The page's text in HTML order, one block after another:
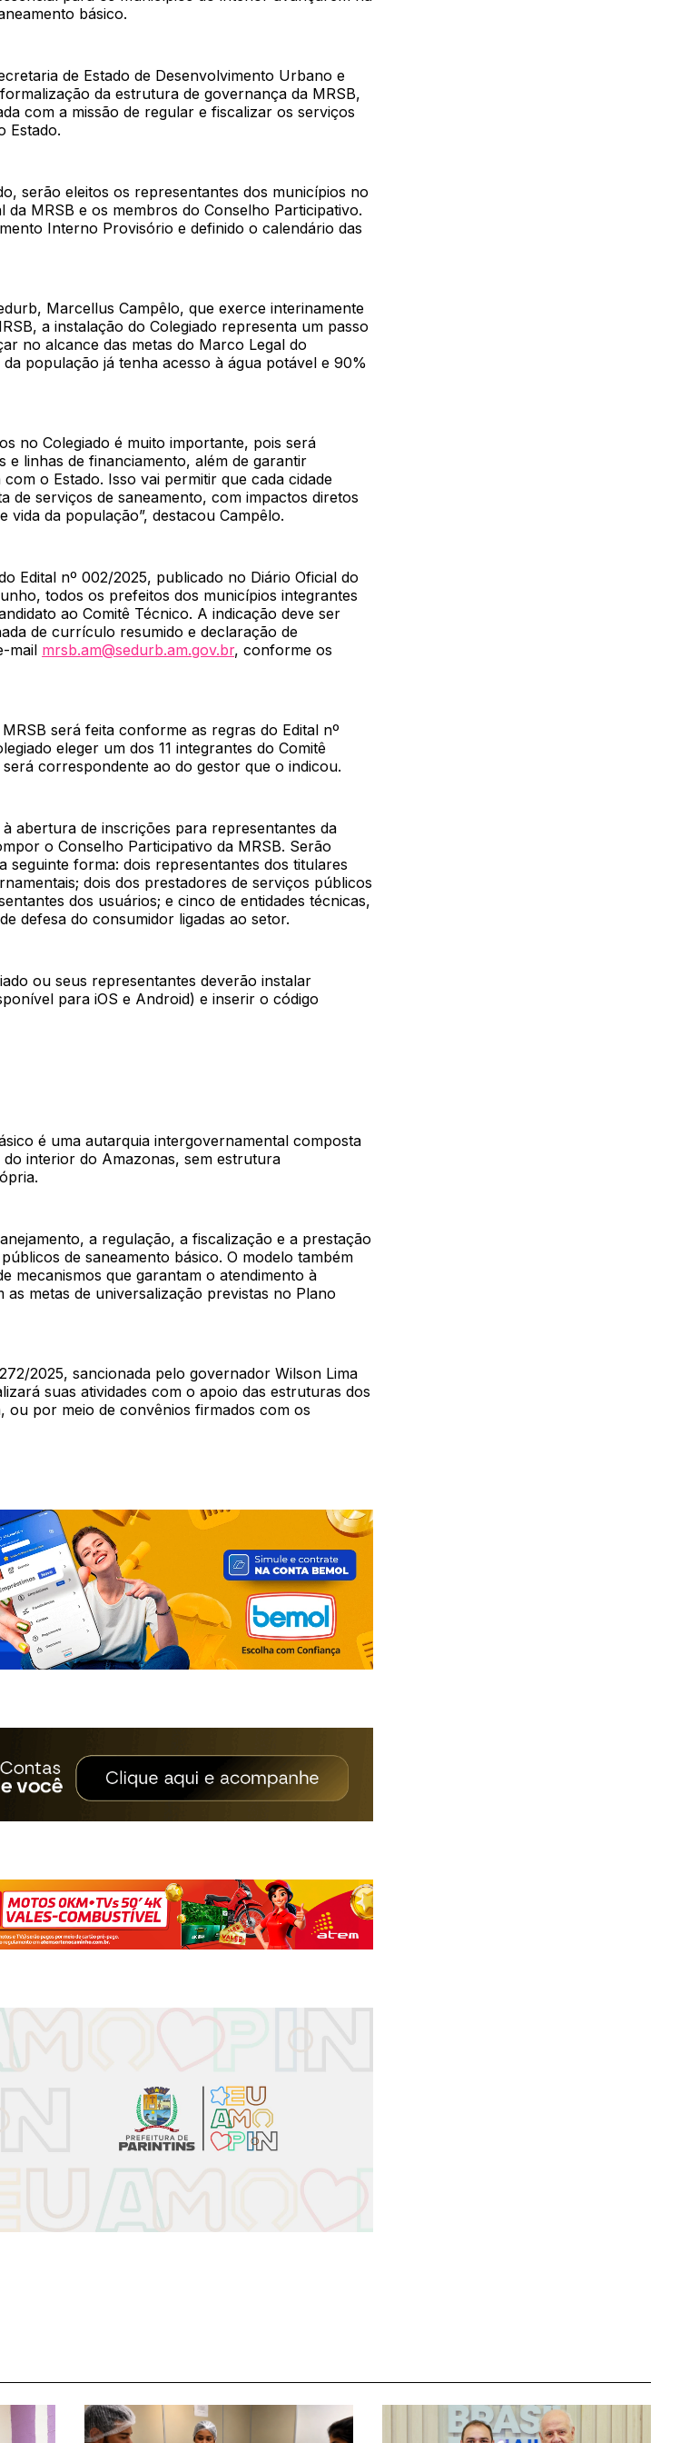
básico.
de Estado de Desenvolvimento Urbano e
da estrutura de governança da MRSB,
com a missão de regular e fiscalizar os serviços
Estado.
serão eleitos os representantes dos municípios no
MRSB e os membros do Conselho Participativo.
Interno Provisório e definido o calendário das
Marcellus Campêlo, que exerce interinamente
a instalação do Colegiado representa um passo
no alcance das metas do Marco Legal do
população já tenha acesso à água potável e 90%
no Colegiado é muito importante, pois será
e linhas de financiamento, além de garantir
o Estado. Isso vai permitir que cada cidade
de serviços de saneamento, com impactos diretos
vida da população”, destacou Campêlo.
Edital nº 002/2025, publicado no Diário Oficial do
todos os prefeitos dos municípios integrantes
ao Comitê Técnico. A indicação deve ser
de currículo resumido e declaração de
mail mrsb.am@sedurb.am.gov.br, conforme os
será feita conforme as regras do Edital nº
eleger um dos 11 integrantes do Comitê
correspondente ao do gestor que o indicou.
abertura de inscrições para representantes da
o Conselho Participativo da MRSB. Serão
seguinte forma: dois representantes dos titulares
dois dos prestadores de serviços públicos
dos usuários; e cinco de entidades técnicas,
defesa do consumidor ligadas ao setor.
ou seus representantes deverão instalar
para iOS e Android) e inserir o código
é uma autarquia intergovernamental composta
interior do Amazonas, sem estrutura
a regulação, a fiscalização e a prestação
de saneamento básico. O modelo também
mecanismos que garantam o atendimento à
metas de universalização previstas no Plano
2025, sancionada pelo governador Wilson Lima
suas atividades com o apoio das estruturas dos
ou por meio de convênios firmados com os